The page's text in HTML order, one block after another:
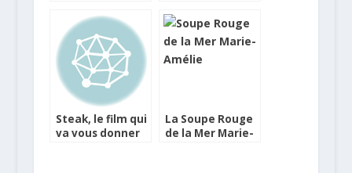
Steak, le film qui
va vous donner
La Soupe Rouge
de la Mer Marie-